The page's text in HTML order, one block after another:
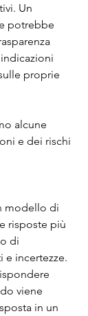
Un
potrebbe
proprie
alcune
e dei rischi
modello di
risposte più
di
e incertezze.
viene
in un